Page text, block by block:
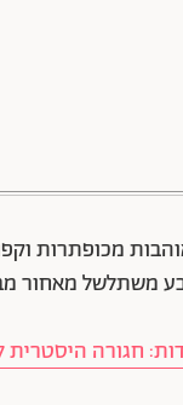
מכופתרות
משתלשל מאחור
חגורה היסטרית